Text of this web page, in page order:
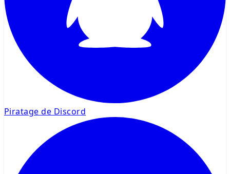
Piratage de Discord